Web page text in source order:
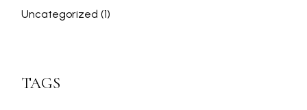
Uncategorized (1)
TAGS